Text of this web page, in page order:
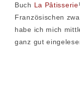
Buch La Pâtisserie
Französischen
habe ich mich
ganz gut